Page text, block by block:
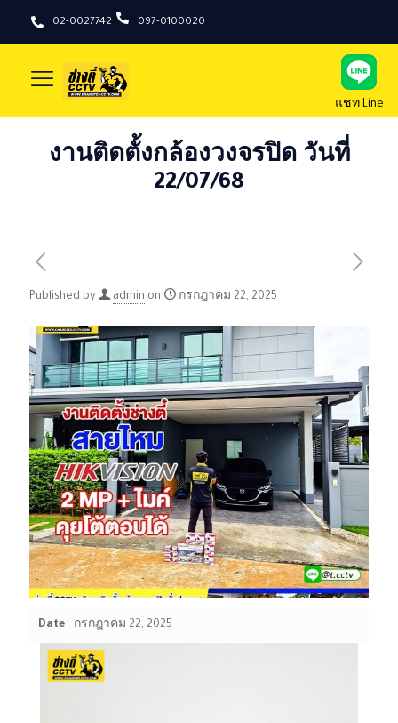
02-0027742 097-0100020
แชท Line
งานติดตั้งกล้องวงจรปิด วันที่
22/07/68
Published by admin on กรกฎาคม 22, 2025
Date กรกฎาคม 22, 2025